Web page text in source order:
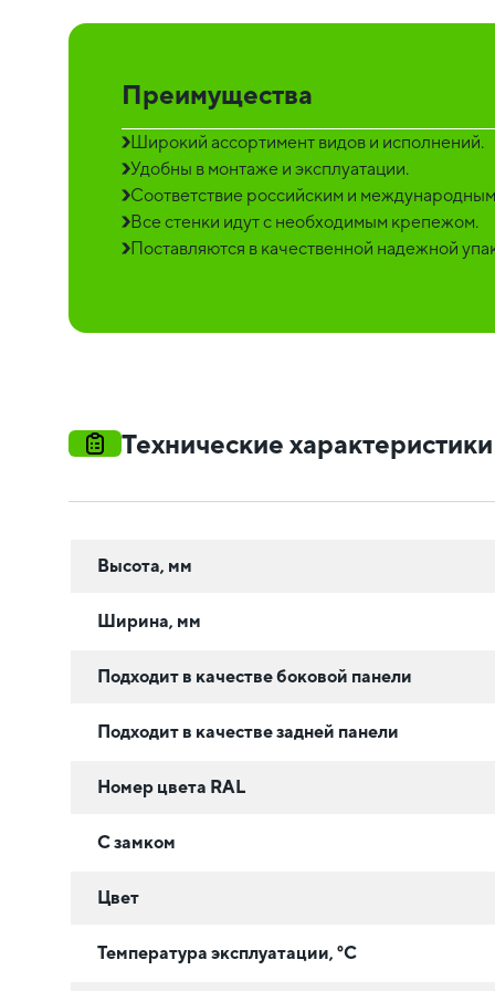
Преимущества
Широкий ассортимент видов и исполнений.
Удобны в монтаже и эксплуатации.
Соответствие российским и
Все стенки идут с необходимым крепежом.
Поставляются в качественной надежной
Технические характеристики
Высота, мм
Ширина, мм
Подходит в качестве боковой панели
Подходит в качестве задней панели
Номер цвета RAL
С замком
Цвет
Температура эксплуатации, °C